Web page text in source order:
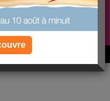
régime gratuit
à manger avec nous